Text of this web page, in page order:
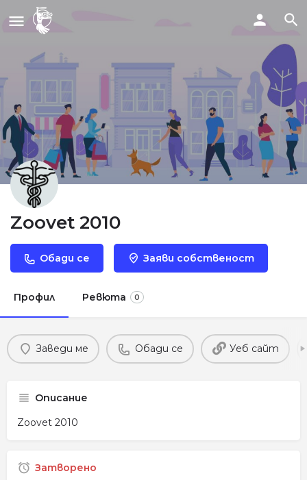
Zoovet 2010
Обади се Заяви собственост
Профил Ревюта 0
Заведи ме Обади се Уеб сайт
Описание
Zoovet 2010
Затворено